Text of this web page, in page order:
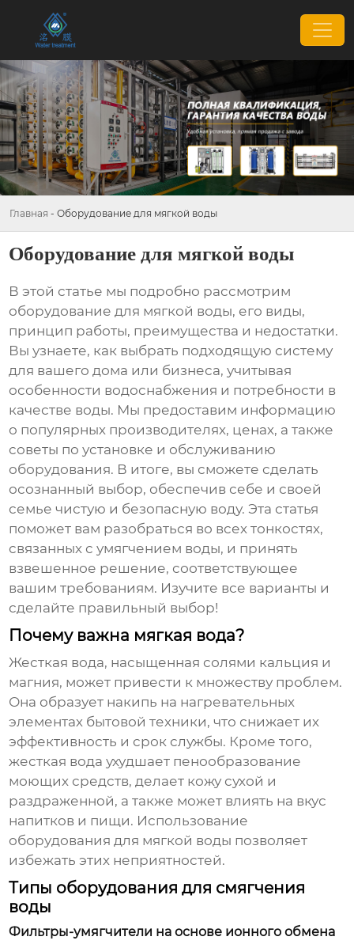
Главная - Оборудование для мягкой воды
Оборудование для мягкой воды
В этой статье мы подробно рассмотрим
оборудование для мягкой воды, его виды,
принцип работы, преимущества и недостатки.
Вы узнаете, как выбрать подходящую систему
для вашего дома или бизнеса, учитывая
особенности водоснабжения и потребности в
качестве воды. Мы предоставим информацию
о популярных производителях, ценах, а также
советы по установке и обслуживанию
оборудования. В итоге, вы сможете сделать
осознанный выбор, обеспечив себе и своей
семье чистую и безопасную воду. Эта статья
поможет вам разобраться во всех тонкостях,
связанных с умягчением воды, и принять
взвешенное решение, соответствующее
вашим требованиям. Изучите все варианты и
сделайте правильный выбор!
Почему важна мягкая вода?
Жесткая вода, насыщенная солями кальция и
магния, может привести к множеству проблем.
Она образует накипь на нагревательных
элементах бытовой техники, что снижает их
эффективность и срок службы. Кроме того,
жесткая вода ухудшает пенообразование
моющих средств, делает кожу сухой и
раздраженной, а также может влиять на вкус
напитков и пищи. Использование
оборудования для мягкой воды позволяет
избежать этих неприятностей.
Типы оборудования для смягчения
воды
Фильтры-умягчители на основе ионного обмена